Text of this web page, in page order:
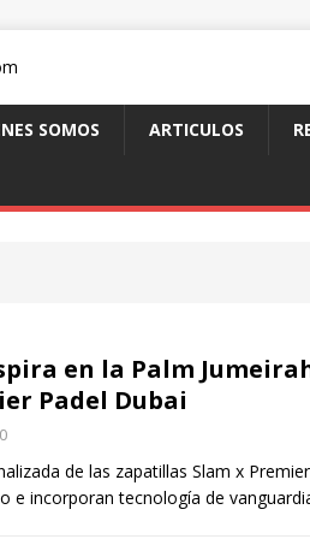
SOMOS ARTICULOS
en la Palm
Padel Dubai
0
de las zapatillas Slam x
e incorporan tecnología de